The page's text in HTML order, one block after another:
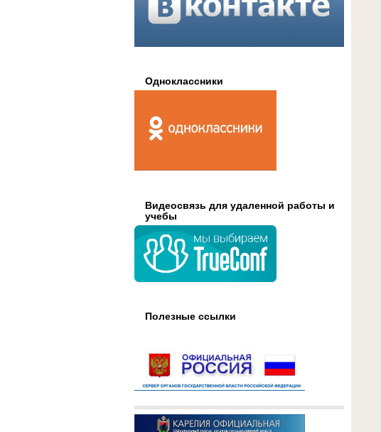
Одноклассники
Видеосвязь для удаленной работы и
учебы
Полезные ссылки